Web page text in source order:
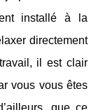
installé à la
directement
il est clair
vous vous êtes